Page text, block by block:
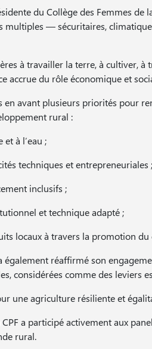
du Collège des Femmes de
multiples — sécuritaires,
à travailler la terre, à cultiver,
accrue du rôle économique et
en avant plusieurs priorités pour
rural :
à l’eau ;
techniques et entrepreneuriales ;
inclusifs ;
et technique adapté ;
locaux à travers la promotion
également réaffirmé son
considérées comme des leviers
une agriculture résiliente et
a participé activement aux
rural.